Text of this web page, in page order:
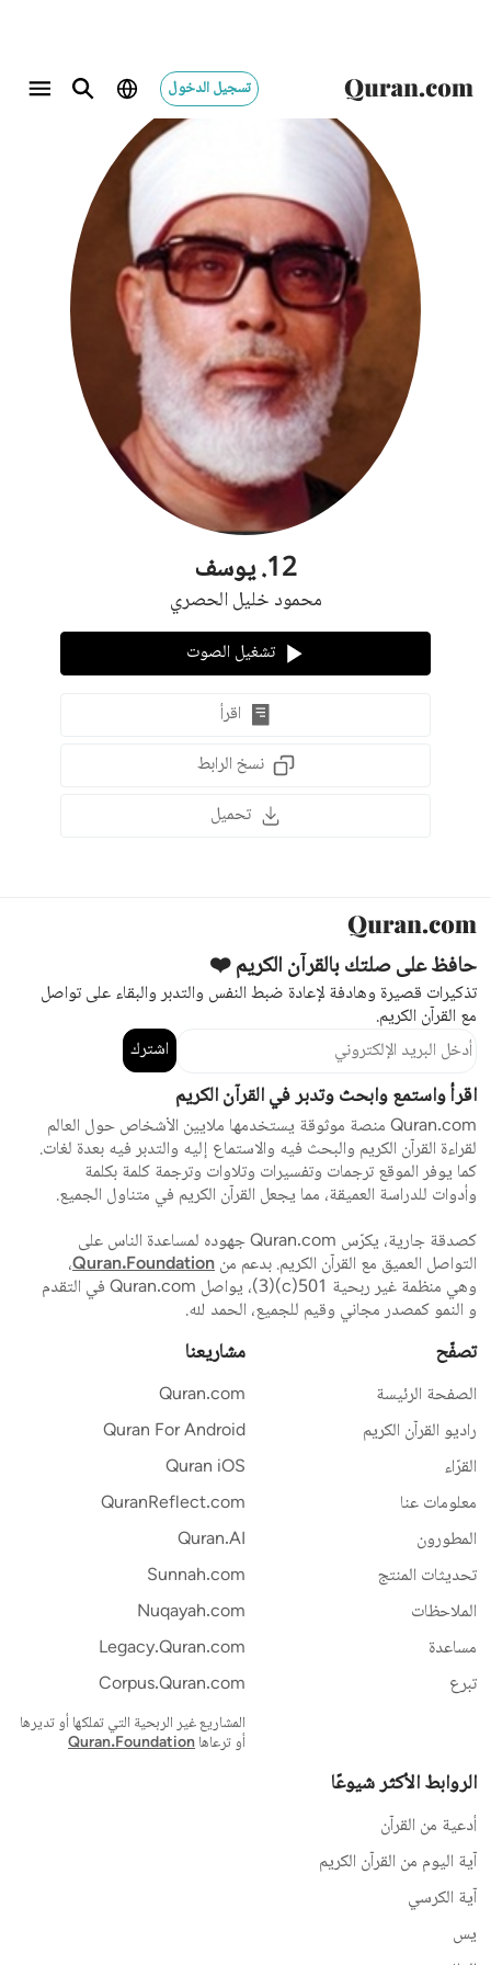
تسجيل الدخول
12
.يوسف
محمود خليل الحصري
تشغيل الصوت
اقرأ
نسخ الرابط
تحميل
حافظ على صلتك بالقرآن الكريم ❤️
تذكيرات قصيرة وهادفة لإعادة ضبط النفس والتدبر والبقاء على تواصل
مع القرآن الكريم.
اشترك
اقرأ واستمع وابحث وتدبر في القرآن الكريم
Quran.com منصة موثوقة يستخدمها ملايين الأشخاص حول العالم
لقراءة القرآن الكريم والبحث فيه والاستماع إليه والتدبر فيه بعدة لغات.
كما يوفر الموقع ترجمات وتفسيرات وتلاوات وترجمة كلمة بكلمة
وأدوات للدراسة العميقة، مما يجعل القرآن الكريم في متناول الجميع.
كصدقة جارية، يكرّس Quran.com جهوده لمساعدة الناس على
التواصل العميق مع القرآن الكريم. بدعم منQuran.Foundation،
وهي منظمة غير ربحية 501(c)(3)، يواصل Quran.com في التقدم
و النمو كمصدر مجاني وقيم للجميع، الحمد لله.
تصفّح
الصفحة الرئيسة
راديو القرآن الكريم
القرّاء
معلومات عنا
المطورون
تحديثات المنتج
الملاحظات
مساعدة
تبرع
مشاريعنا
Quran.com
Quran For Android
Quran iOS
QuranReflect.com
Quran.AI
Sunnah.com
Nuqayah.com
Legacy.Quran.com
Corpus.Quran.com
المشاريع غير الربحية التي تملكها أو تديرها
أو ترعاهاQuran.Foundation
الروابط الأكثر شيوعًا
أدعية من القرآن
آية اليوم من القرآن الكريم
آية الكرسي
يس